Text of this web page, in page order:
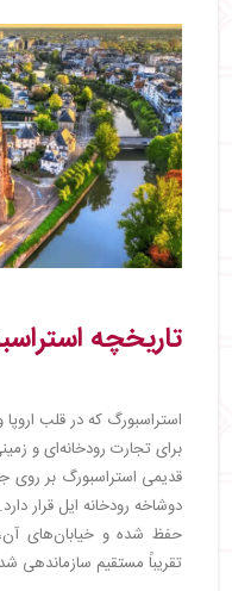
تاریخچه
استراسبورگ که در قلب اروپا
برای تجارت رودخانه‌ای و
قدیمی استراسبورگ بر روی
دوشاخه رودخانه ایل قرار
حفظ شده و خیابان‌های
تقریباً مستقیم سازماندهی